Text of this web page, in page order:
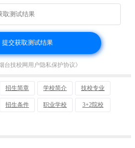
台技校网用户隐私保护协议》
招生简章 学校简介 技校专业
招生条件 职业学校 3+2院校